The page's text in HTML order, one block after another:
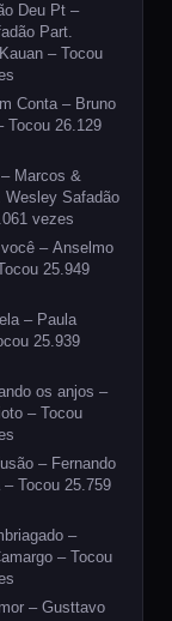
Deu Pt –
Part.
– Tocou
– Bruno
&
vezes
Anselmo
Paula
os anjos –
Tocou
Fernando
–
– Tocou